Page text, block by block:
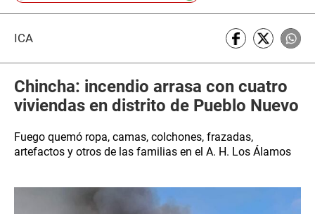
ICA
Chincha: incendio arrasa con cuatro
viviendas en distrito de Pueblo Nuevo
Fuego quemó ropa, camas, colchones, frazadas,
artefactos y otros de las familias en el A. H. Los Álamos